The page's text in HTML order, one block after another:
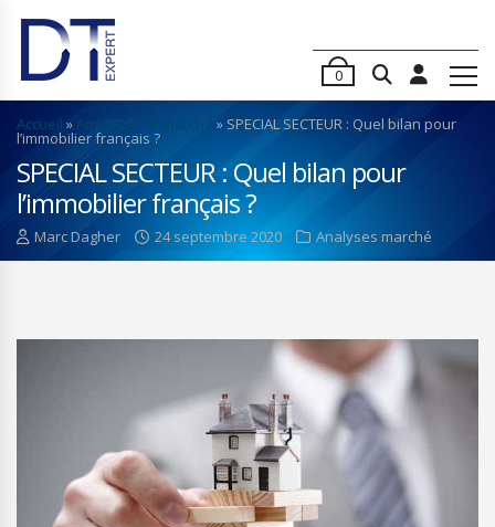
0
Accueil »Analyses de marché » SPECIAL SECTEUR : Quel bilan pour
l’immobilier français ?
SPECIAL SECTEUR : Quel bilan pour
l’immobilier français ?
Marc Dagher 24 septembre 2020 Analyses marché